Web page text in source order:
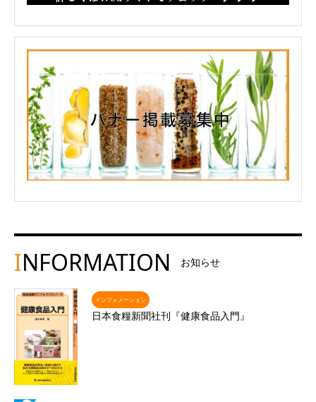
INFORMATION お知らせ
インフォメーション
日本食糧新聞社刊『健康食品入門』